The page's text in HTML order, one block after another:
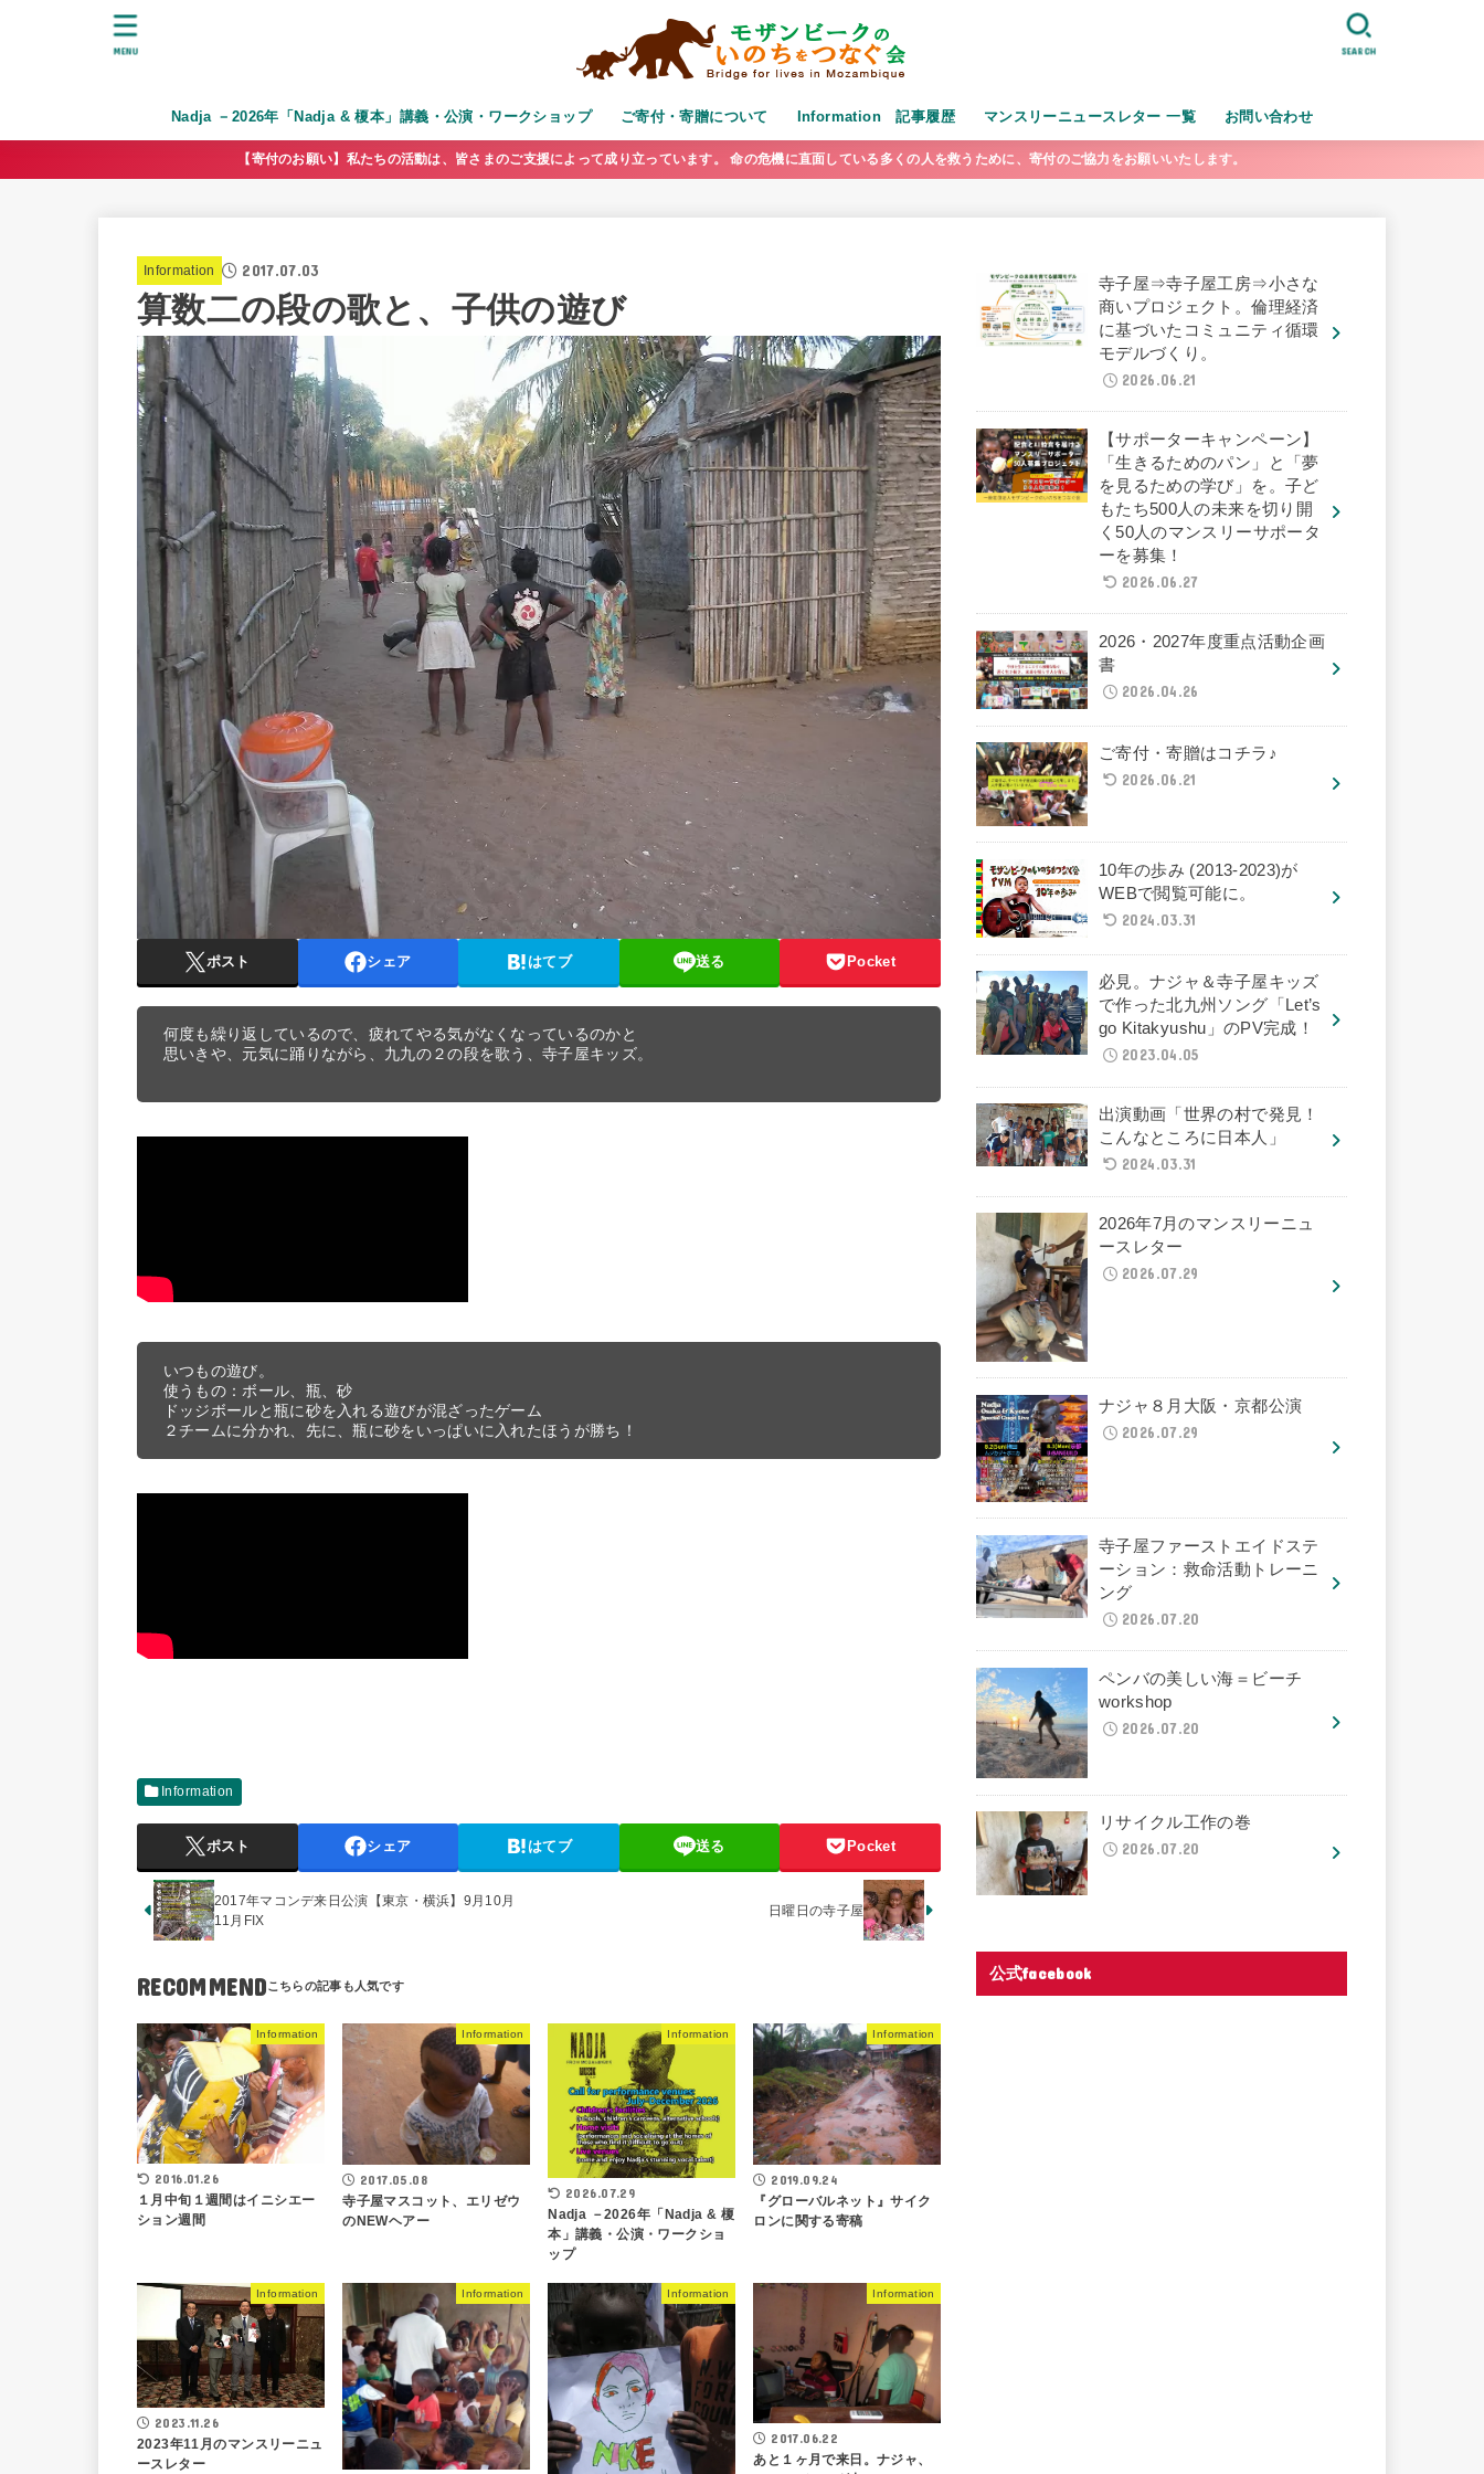
Nadja －2026年「Nadja & 榎本」講義・公演・ワークショップ ご寄付・寄贈について Information 記事履歴 マンスリーニュースレター 一覧 お問い合わせ
SEARCH
MENU
【寄付のお願い】私たちの活動は、皆さまのご支援によって成り立っています。 命の危機に直面している多くの人を救うために、寄付のご協力をお願いいたします。
Information 2017.07.03
算数二の段の歌と、子供の遊び
ポスト シェア はてブ 送る Pocket
何度も繰り返しているので、疲れてやる気がなくなっているのかと
思いきや、元気に踊りながら、九九の２の段を歌う、寺子屋キッズ。
いつもの遊び。
使うもの：ボール、瓶、砂
ドッジボールと瓶に砂を入れる遊びが混ざったゲーム
２チームに分かれ、先に、瓶に砂をいっぱいに入れたほうが勝ち！
Information
ポスト シェア はてブ 送る Pocket
2017年マコンデ来日公演【東京・横浜】9月10月
11月FIX
日曜日の寺子屋
RECOMMEND
Information
2016.01.26
１月中旬１週間はイニシエー
ション週間
Information
2017.05.08
寺子屋マスコット、エリゼウ
のNEWヘアー
Information
2026.07.29
Nadja －2026年「Nadja & 榎
本」講義・公演・ワークショ
ップ
Information
2019.09.24
『グローバルネット』サイク
ロンに関する寄稿
Information
2023.11.26
2023年11月のマンスリーニュ
ースレター
Information Information Information
2017.06.22
あと１ヶ月で来日。ナジャ、
寺子屋⇒寺子屋工房⇒小さな
商いプロジェクト。倫理経済
に基づいたコミュニティ循環
モデルづくり。
2026.06.21
【サポーターキャンペーン】
「生きるためのパン」と「夢
を見るための学び」を。子ど
もたち500人の未来を切り開
く50人のマンスリーサポータ
ーを募集！
2026.06.27
2026・2027年度重点活動企画
書
2026.04.26
ご寄付・寄贈はコチラ♪
2026.06.21
10年の歩み (2013-2023)が
WEBで閲覧可能に。
2024.03.31
必見。ナジャ＆寺子屋キッズ
で作った北九州ソング「Let’s
go Kitakyushu」のPV完成！
2023.04.05
出演動画「世界の村で発見！
こんなところに日本人」
2024.03.31
2026年7月のマンスリーニュ
ースレター
2026.07.29
ナジャ８月大阪・京都公演
2026.07.29
寺子屋ファーストエイドステ
ーション：救命活動トレーニ
ング
2026.07.20
ペンバの美しい海＝ビーチ
workshop
2026.07.20
リサイクル工作の巻
2026.07.20
公式facebook